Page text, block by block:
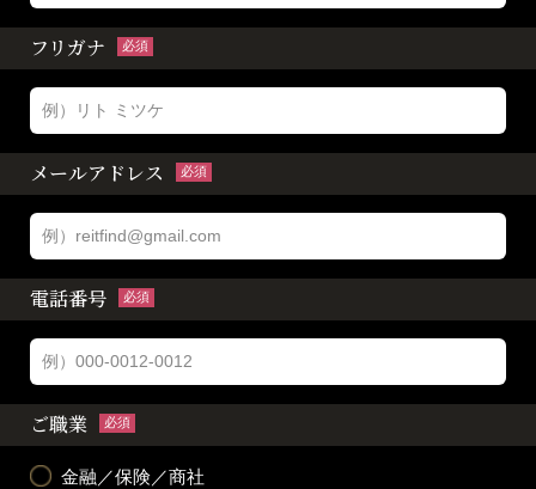
フリガナ 必須
メールアドレス 必須
電話番号 必須
ご職業 必須
金融／保険／商社